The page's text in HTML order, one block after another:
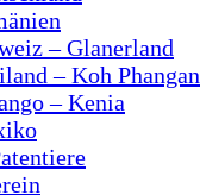
– Glanerland
– Koh Phangan
– Kenia